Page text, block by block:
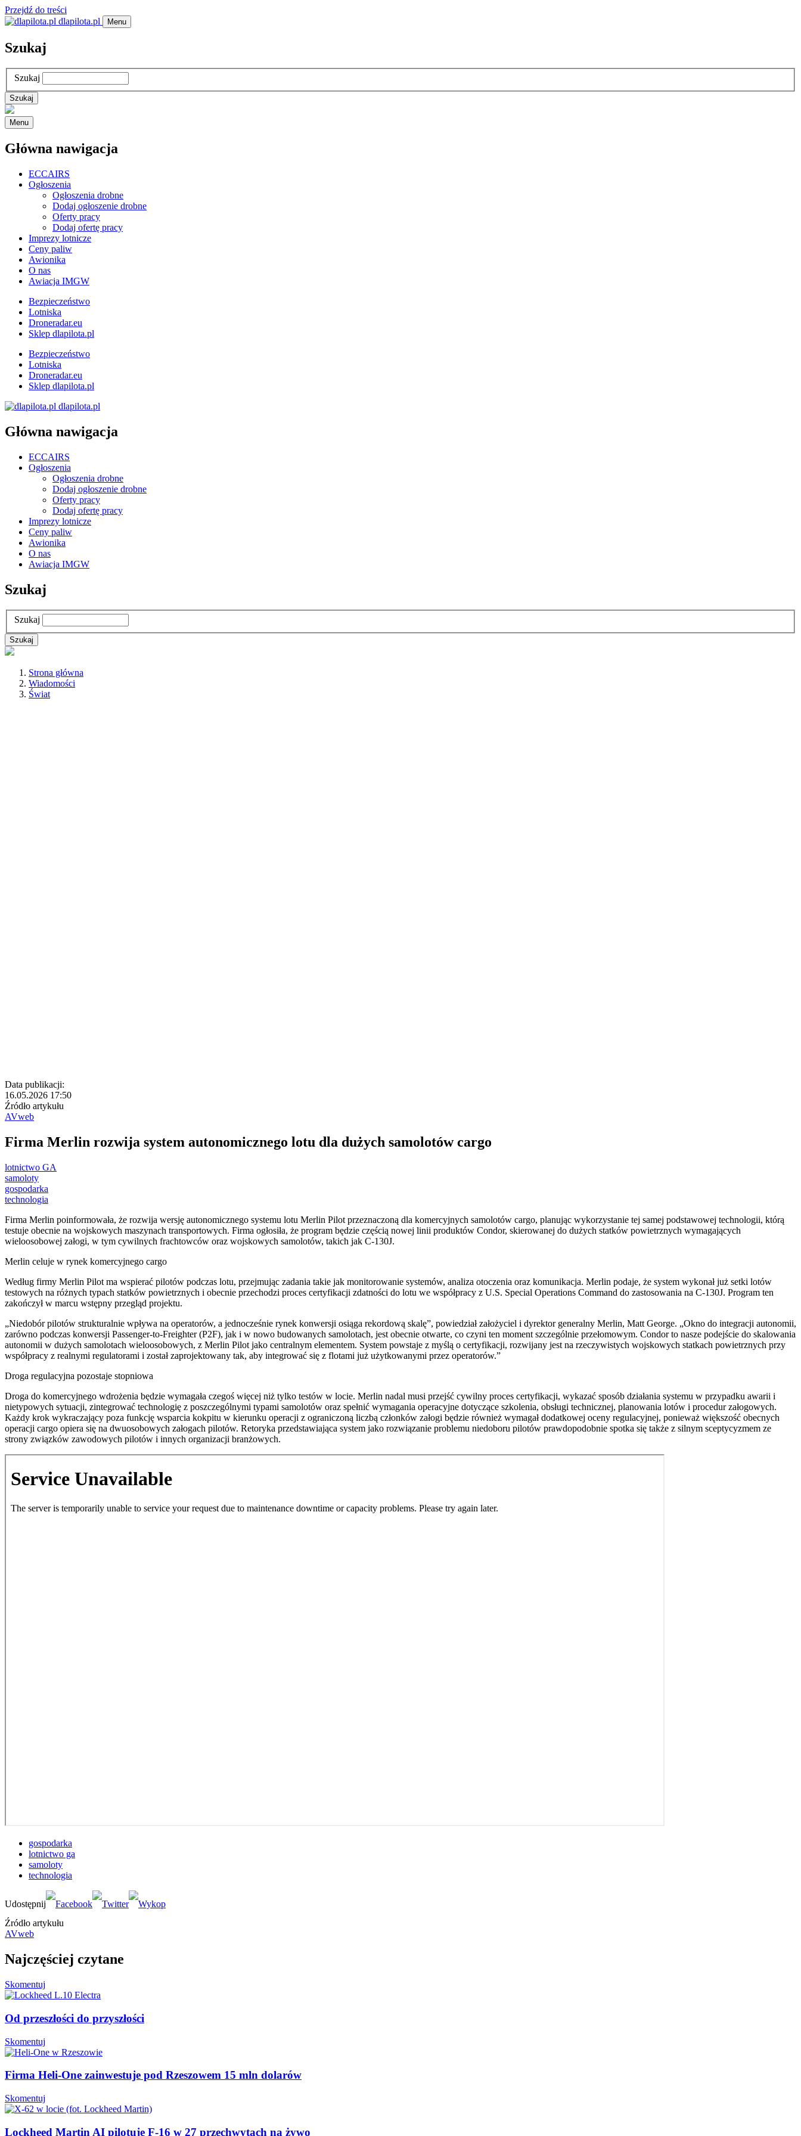
Przejdź do treści
dlapilota.pl
Menu
Szukaj
Szukaj
Menu
Główna nawigacja
ECCAIRS
Ogłoszenia
Ogłoszenia drobne
Dodaj ogłoszenie drobne
Oferty pracy
Dodaj ofertę pracy
Imprezy lotnicze
Ceny paliw
Awionika
O nas
Awiacja IMGW
Bezpieczeństwo
Lotniska
Droneradar.eu
Sklep dlapilota.pl
Bezpieczeństwo
Lotniska
Droneradar.eu
Sklep dlapilota.pl
dlapilota.pl
Główna nawigacja
ECCAIRS
Ogłoszenia
Ogłoszenia drobne
Dodaj ogłoszenie drobne
Oferty pracy
Dodaj ofertę pracy
Imprezy lotnicze
Ceny paliw
Awionika
O nas
Awiacja IMGW
Szukaj
Szukaj
Strona główna
Wiadomości
Świat
Data publikacji:
16.05.2026 17:50
Źródło artykułu
AVweb
Firma Merlin rozwija system autonomicznego lotu dla dużych samolotów cargo
lotnictwo GA
samoloty
gospodarka
technologia
Firma Merlin poinformowała, że rozwija wersję autonomicznego systemu lotu Merlin Pilot przeznaczoną dla komercyjnych samolotów cargo, planując wykorzystanie tej samej podstawowej technologii, którą
testuje obecnie na wojskowych maszynach transportowych. Firma ogłosiła, że program będzie częścią nowej linii produktów Condor, skierowanej do dużych statków powietrznych wymagających
wieloosobowej załogi, w tym cywilnych frachtowców oraz wojskowych samolotów, takich jak C-130J.
Merlin celuje w rynek komercyjnego cargo
Według firmy Merlin Pilot ma wspierać pilotów podczas lotu, przejmując zadania takie jak monitorowanie systemów, analiza otoczenia oraz komunikacja. Merlin podaje, że system wykonał już setki lotów
testowych na różnych typach statków powietrznych i obecnie przechodzi proces certyfikacji zdatności do lotu we współpracy z U.S. Special Operations Command do zastosowania na C-130J. Program ten
zakończył w marcu wstępny przegląd projektu.
„Niedobór pilotów strukturalnie wpływa na operatorów, a jednocześnie rynek konwersji osiąga rekordową skalę”, powiedział założyciel i dyrektor generalny Merlin, Matt George. „Okno do integracji autonomii,
zarówno podczas konwersji Passenger-to-Freighter (P2F), jak i w nowo budowanych samolotach, jest obecnie otwarte, co czyni ten moment szczególnie przełomowym. Condor to nasze podejście do skalowania
autonomii w dużych samolotach wieloosobowych, z Merlin Pilot jako centralnym elementem. System powstaje z myślą o certyfikacji, rozwijany jest na rzeczywistych wojskowych statkach powietrznych przy
współpracy z realnymi regulatorami i został zaprojektowany tak, aby integrować się z flotami już użytkowanymi przez operatorów.”
Droga regulacyjna pozostaje stopniowa
Droga do komercyjnego wdrożenia będzie wymagała czegoś więcej niż tylko testów w locie. Merlin nadal musi przejść cywilny proces certyfikacji, wykazać sposób działania systemu w przypadku awarii i
nietypowych sytuacji, zintegrować technologię z poszczególnymi typami samolotów oraz spełnić wymagania operacyjne dotyczące szkolenia, obsługi technicznej, planowania lotów i procedur załogowych.
Każdy krok wykraczający poza funkcję wsparcia kokpitu w kierunku operacji z ograniczoną liczbą członków załogi będzie również wymagał dodatkowej oceny regulacyjnej, ponieważ większość obecnych
operacji cargo opiera się na dwuosobowych załogach pilotów. Retoryka przedstawiająca system jako rozwiązanie problemu niedoboru pilotów prawdopodobnie spotka się także z silnym sceptycyzmem ze
strony związków zawodowych pilotów i innych organizacji branżowych.
gospodarka
lotnictwo ga
samoloty
technologia
Źródło artykułu
AVweb
Najczęściej czytane
Skomentuj
Od przeszłości do przyszłości
Skomentuj
Firma Heli-One zainwestuje pod Rzeszowem 15 mln dolarów
Skomentuj
Lockheed Martin AI pilotuje F-16 w 27 przechwytach na żywo